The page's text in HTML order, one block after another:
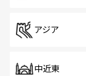
アジア
中近東